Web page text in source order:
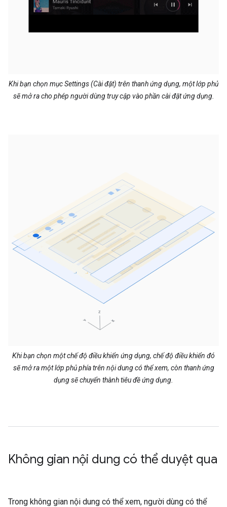
Khi bạn chọn mục Settings (Cài đặt) trên thanh ứng dụng, một lớp phủ
sẽ mở ra cho phép người dùng truy cập vào phần cài đặt ứng dụng.
Khi bạn chọn một chế độ điều khiển ứng dụng, chế độ điều khiển đó
sẽ mở ra một lớp phủ phía trên nội dung có thể xem, còn thanh ứng
dụng sẽ chuyển thành tiêu đề ứng dụng.
Không gian nội dung có thể duyệt qua
Trong không gian nội dung có thể xem, người dùng có thể